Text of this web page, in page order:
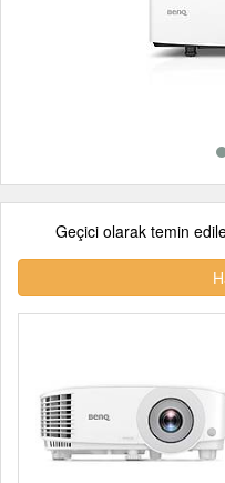
Geçici olarak temin